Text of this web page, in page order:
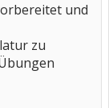
und
zu